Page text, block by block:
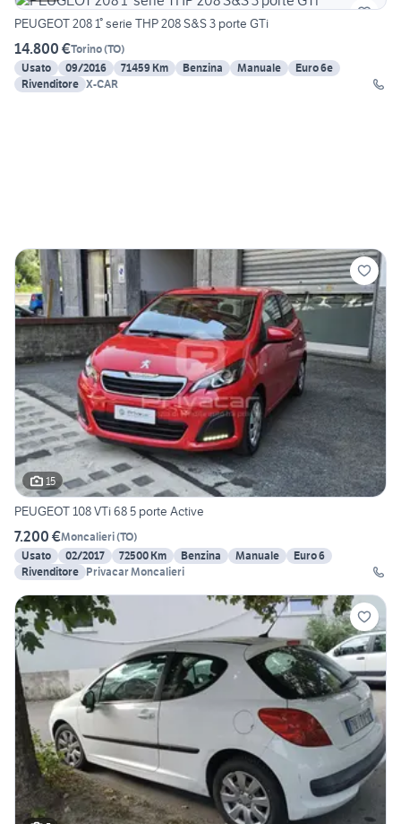
PEUGEOT 208 1° serie THP 208 S&S 3 porte GTi
14.800 €Torino(TO)
Usato
09/2016 71459 Km Benzina Manuale
Euro 6e
Rivenditore X-CAR
15
PEUGEOT 108 VTi 68 5 porte Active
7.200 €Moncalieri(TO)
Usato
02/2017 72500 Km Benzina Manuale
Euro 6
Rivenditore Privacar Moncalieri